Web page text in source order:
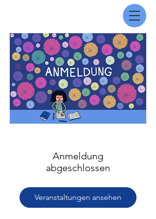
Anmeldung
abgeschlossen
Veranstaltungen ansehen